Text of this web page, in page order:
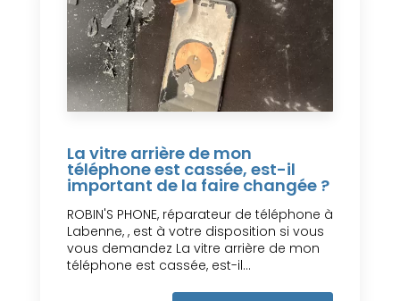
La vitre arrière de mon
téléphone est cassée, est-il
important de la faire changée ?
ROBIN'S PHONE, réparateur de téléphone à
Labenne, , est à votre disposition si vous
vous demandez La vitre arrière de mon
téléphone est cassée, est-il...